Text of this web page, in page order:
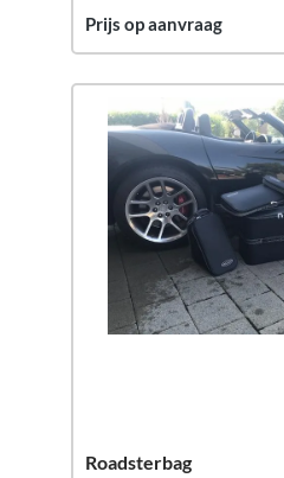
Prijs op aanvraag
Roadsterbag